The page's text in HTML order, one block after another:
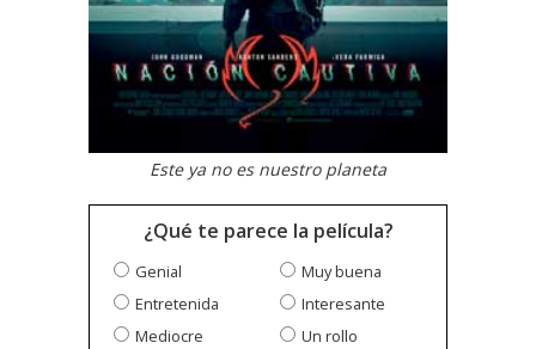
Este ya no es nuestro planeta
¿Qué te parece la película?
Genial
Muy buena
Entretenida
Interesante
Mediocre
Un rollo